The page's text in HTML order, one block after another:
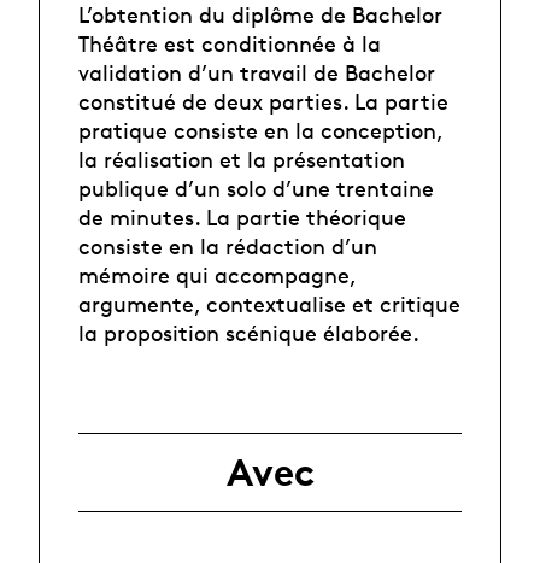
L’obtention du diplôme de Bachelor
Théâtre est conditionnée à la
validation d’un travail de Bachelor
constitué de deux parties. La partie
pratique consiste en la conception,
la réalisation et la présentation
publique d’un solo d’une trentaine
de minutes. La partie théorique
consiste en la rédaction d’un
mémoire qui accompagne,
argumente, contextualise et critique
la proposition scénique élaborée.
Avec